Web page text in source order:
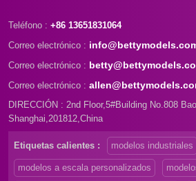
Teléfono : +86 13651831064
Correo electrónico :
Correo electrónico :
Correo electrónico :
DIRECCIÓN : 2nd Floor,5#Building No.808
Shanghai,201812,China
Etiquetas calientes : modelos industriales
modelos a escala personalizados